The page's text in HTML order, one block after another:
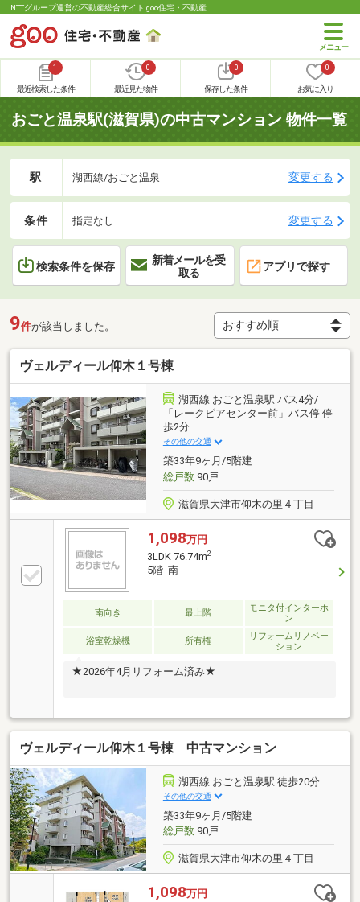
NTTグループ運営の不動産総合サイト goo住宅・不動産
1
最近検索した条件
0
最近見た物件
0
保存した条件
0
お気に入り
おごと温泉駅(滋賀県)の中古マンション 物件一覧
駅 湖西線/おごと温泉 変更する
条件 指定なし 変更する
検索条件を保存
新着メールを受
取る
アプリで探す
9件が該当しました。
ヴェルディール仰木１号棟
湖西線 おごと温泉駅 バス4分/
「レークピアセンター前」バス停 停
歩2分
その他の交通
築33年9ヶ月/5階建
総戸数90戸
滋賀県大津市仰木の里４丁目
1,098万円
3LDK 76.74m2
5階 南
南向き 最上階
モニタ付インターホ
ン
浴室乾燥機 所有権
リフォームリノベー
ション
★2026年4月リフォーム済み★
ヴェルディール仰木１号棟 中古マンション
湖西線 おごと温泉駅 徒歩20分
その他の交通
築33年9ヶ月/5階建
総戸数90戸
滋賀県大津市仰木の里４丁目
1,098万円